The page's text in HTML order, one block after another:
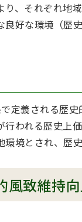
り、それぞれ地
良好な環境（歴
定義される歴
行われる歴史上
境とされ、歴
風致維持